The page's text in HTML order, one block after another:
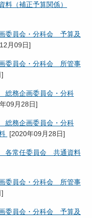
（補正予算関係）
委員会・分科会 予算及
月09日]
委員会・分科会 所管事
]
総務企画委員会・分科
09月28日]
総務企画委員会・分科
[2020年09月28日]
各常任委員会 共通資料
委員会・分科会 所管事
]
委員会・分科会 予算及